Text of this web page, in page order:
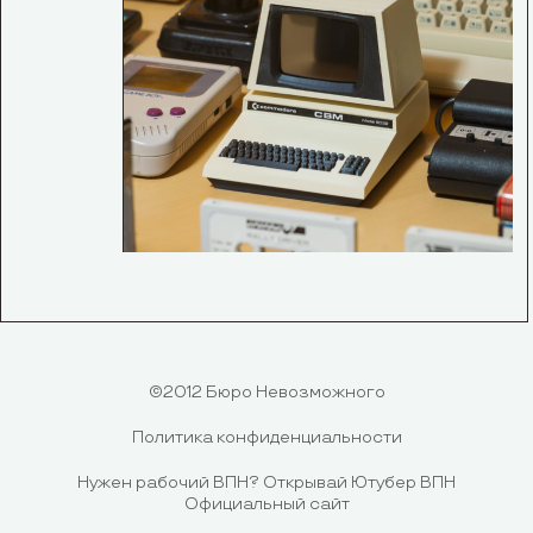
©2012 Бюро Невозможного
Политика конфиденциальности
Нужен рабочий ВПН? Открывай Ютубер ВПН
Официальный сайт